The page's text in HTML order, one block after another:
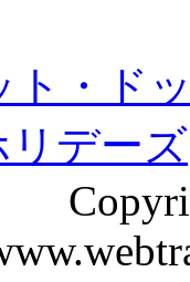
ト・ド
リデーズ